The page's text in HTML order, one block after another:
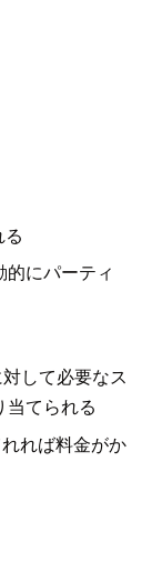
にパーティ
して必要なス
当てられる
れば料金がか